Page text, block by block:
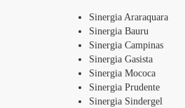
Sinergia Araraquara
Sinergia Bauru
Sinergia Campinas
Sinergia Gasista
Sinergia Mococa
Sinergia Prudente
Sinergia Sindergel